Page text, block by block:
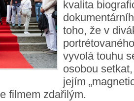
kvalita
toho, že v
vyvolá touhu
osobou
jejím
filmem zdařilým.